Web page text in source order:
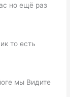
но ещё раз
то есть
мы Видите